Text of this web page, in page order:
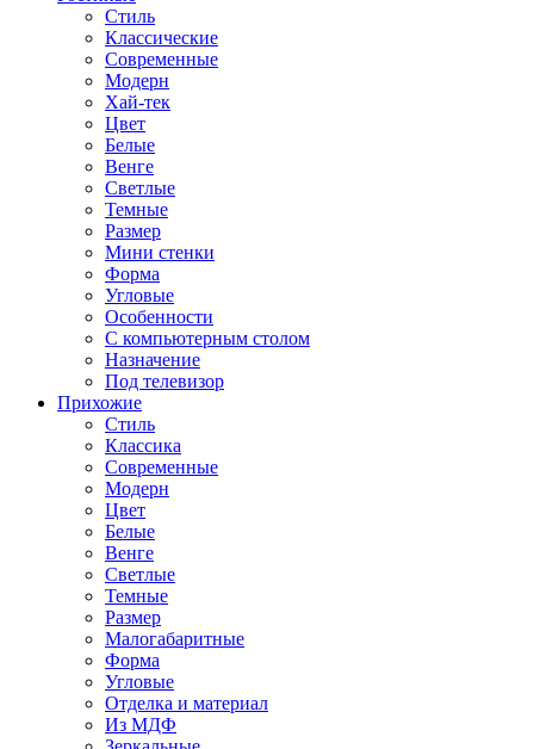
Стиль
Классические
Современные
Модерн
Хай-тек
Цвет
Белые
Венге
Светлые
Темные
Размер
Мини стенки
Форма
Угловые
Особенности
С компьютерным столом
Назначение
Под телевизор
Прихожие
Стиль
Классика
Современные
Модерн
Цвет
Белые
Венге
Светлые
Темные
Размер
Малогабаритные
Форма
Угловые
Отделка и материал
Из МДФ